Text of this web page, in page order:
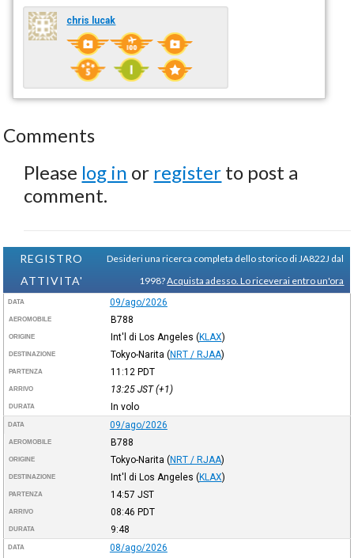
chris lucak
Comments
Please log in or register to post a
comment.
REGISTRO
ATTIVITA'
Desideri una ricerca completa dello storico di JA822J dal
1998?Acquista adesso. Lo riceverai entro un'ora
DATA 09/ago/2026
AEROMOBILE B788
ORIGINE Int'l di Los Angeles (KLAX)
DESTINAZIONE Tokyo-Narita (NRT / RJAA)
PARTENZA 11:12 PDT
ARRIVO 13:25 JST(+1)
DURATA In volo
DATA 09/ago/2026
AEROMOBILE B788
ORIGINE Tokyo-Narita (NRT / RJAA)
DESTINAZIONE Int'l di Los Angeles (KLAX)
PARTENZA 14:57 JST
ARRIVO 08:46 PDT
DURATA 9:48
DATA 08/ago/2026